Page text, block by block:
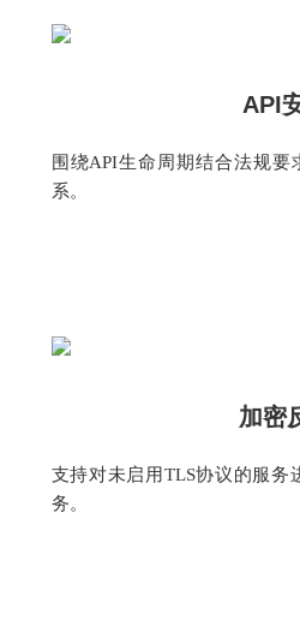
API
围绕API生命周期结合法规
系。
加密
支持对未启用TLS协议的服务
务。